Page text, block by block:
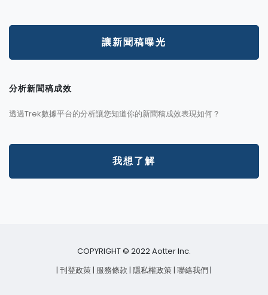
讓新聞稿曝光
分析新聞稿成效
透過Trek數據平台的分析讓您知道你的新聞稿成效表現如何？
我想了解
COPYRIGHT © 2022 Aotter Inc.
| 刊登政策| 服務條款 | 隱私權政策| 聯絡我們 |